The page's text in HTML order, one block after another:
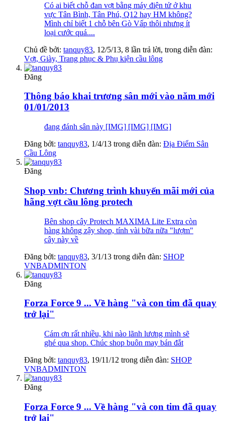
Có ai biết chỗ đan vợt bằng máy điện tử ở khu
vực Tân Bình, Tân Phú, Q12 hay HM không?
Mình chỉ biết 1 chỗ bên Gò Vấp thôi nhưng ít
loại cước quá....
Chủ đề bởi: tanquy83, 12/5/13, 8 lần trả lời, trong diễn đàn:
Vợt, Giày, Trang phục & Phụ kiện cầu lông
Đăng
Thông báo khai trương sân mới vào năm mới
01/01/2013
đang đánh sân này [IMG] [IMG] [IMG]
Đăng bởi: tanquy83, 1/4/13 trong diễn đàn: Địa Điểm Sân
Cầu Lông
Đăng
Shop vnb: Chương trình khuyến mãi mới của
hãng vợt cầu lông protech
Bên shop cây Protech MAXIMA Lite Extra còn
hàng không zậy shop, tính vài bữa nữa "lượm"
cây này về
Đăng bởi: tanquy83, 3/1/13 trong diễn đàn: SHOP
VNBADMINTON
Đăng
Forza Force 9 ... Về hàng "và con tim đã quay
trở lại"
Cám ơn rất nhiều, khi nào lãnh lương mình sẽ
ghé qua shop. Chúc shop buôn may bán đắt
Đăng bởi: tanquy83, 19/11/12 trong diễn đàn: SHOP
VNBADMINTON
Đăng
Forza Force 9 ... Về hàng "và con tim đã quay
trở lại"